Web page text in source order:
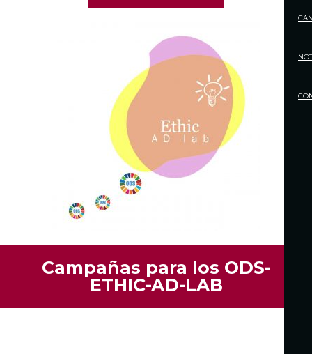
Campañas para los ODS-
ETHIC-AD-LAB